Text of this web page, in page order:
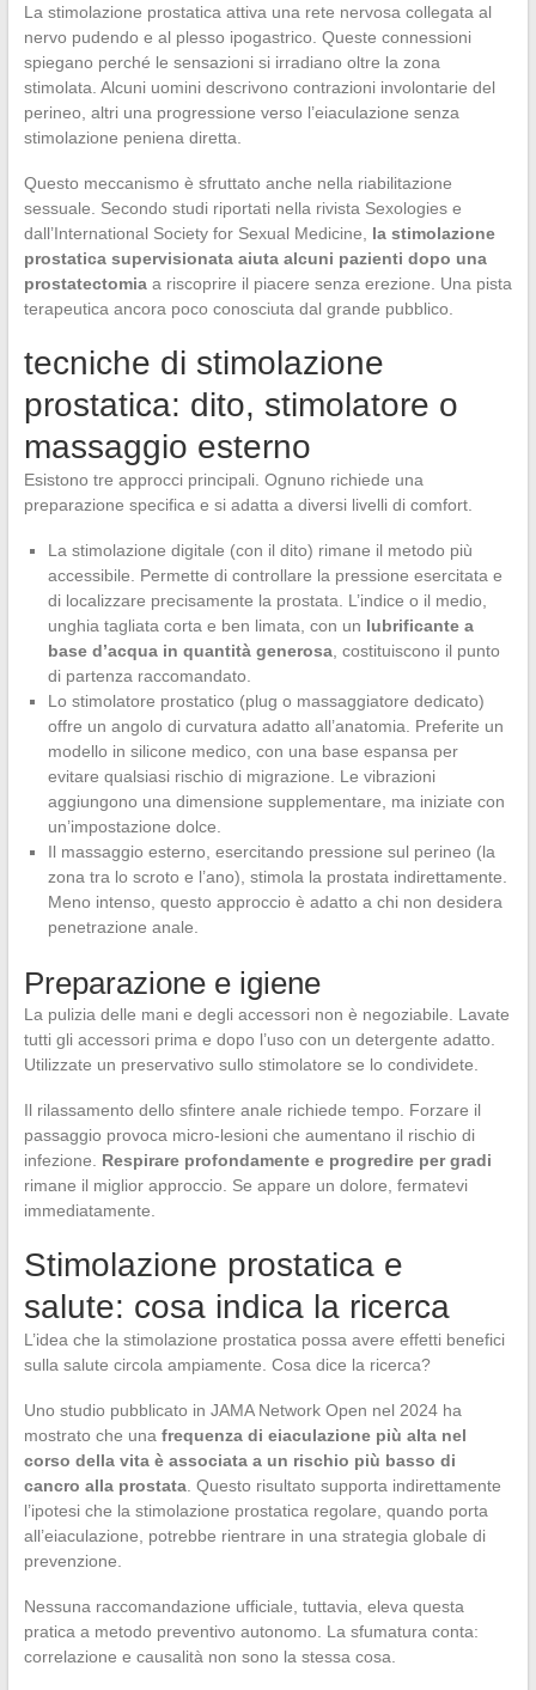
La stimolazione prostatica attiva una rete nervosa collegata al
nervo pudendo e al plesso ipogastrico. Queste connessioni
spiegano perché le sensazioni si irradiano oltre la zona
stimolata. Alcuni uomini descrivono contrazioni involontarie del
perineo, altri una progressione verso l’eiaculazione senza
stimolazione peniena diretta.
Questo meccanismo è sfruttato anche nella riabilitazione
sessuale. Secondo studi riportati nella rivista Sexologies e
dall’International Society for Sexual Medicine, la stimolazione
prostatica supervisionata aiuta alcuni pazienti dopo una
prostatectomiaa riscoprire il piacere senza erezione. Una pista
terapeutica ancora poco conosciuta dal grande pubblico.
tecniche di stimolazione
prostatica: dito, stimolatore o
massaggio esterno
Esistono tre approcci principali. Ognuno richiede una
preparazione specifica e si adatta a diversi livelli di comfort.
La stimolazione digitale (con il dito) rimane il metodo più
accessibile. Permette di controllare la pressione esercitata e
di localizzare precisamente la prostata. L’indice o il medio,
unghia tagliata corta e ben limata, con un lubrificante a
base d’acqua in quantità generosa, costituiscono il punto
di partenza raccomandato.
Lo stimolatore prostatico (plug o massaggiatore dedicato)
offre un angolo di curvatura adatto all’anatomia. Preferite un
modello in silicone medico, con una base espansa per
evitare qualsiasi rischio di migrazione. Le vibrazioni
aggiungono una dimensione supplementare, ma iniziate con
un’impostazione dolce.
Il massaggio esterno, esercitando pressione sul perineo (la
zona tra lo scroto e l’ano), stimola la prostata indirettamente.
Meno intenso, questo approccio è adatto a chi non desidera
penetrazione anale.
Preparazione e igiene
La pulizia delle mani e degli accessori non è negoziabile. Lavate
tutti gli accessori prima e dopo l’uso con un detergente adatto.
Utilizzate un preservativo sullo stimolatore se lo condividete.
Il rilassamento dello sfintere anale richiede tempo. Forzare il
passaggio provoca micro-lesioni che aumentano il rischio di
infezione. Respirare profondamente e progredire per gradi
rimane il miglior approccio. Se appare un dolore, fermatevi
immediatamente.
Stimolazione prostatica e
salute: cosa indica la ricerca
L’idea che la stimolazione prostatica possa avere effetti benefici
sulla salute circola ampiamente. Cosa dice la ricerca?
Uno studio pubblicato in JAMA Network Open nel 2024 ha
mostrato che una frequenza di eiaculazione più alta nel
corso della vita è associata a un rischio più basso di
cancro alla prostata. Questo risultato supporta indirettamente
l’ipotesi che la stimolazione prostatica regolare, quando porta
all’eiaculazione, potrebbe rientrare in una strategia globale di
prevenzione.
Nessuna raccomandazione ufficiale, tuttavia, eleva questa
pratica a metodo preventivo autonomo. La sfumatura conta:
correlazione e causalità non sono la stessa cosa.